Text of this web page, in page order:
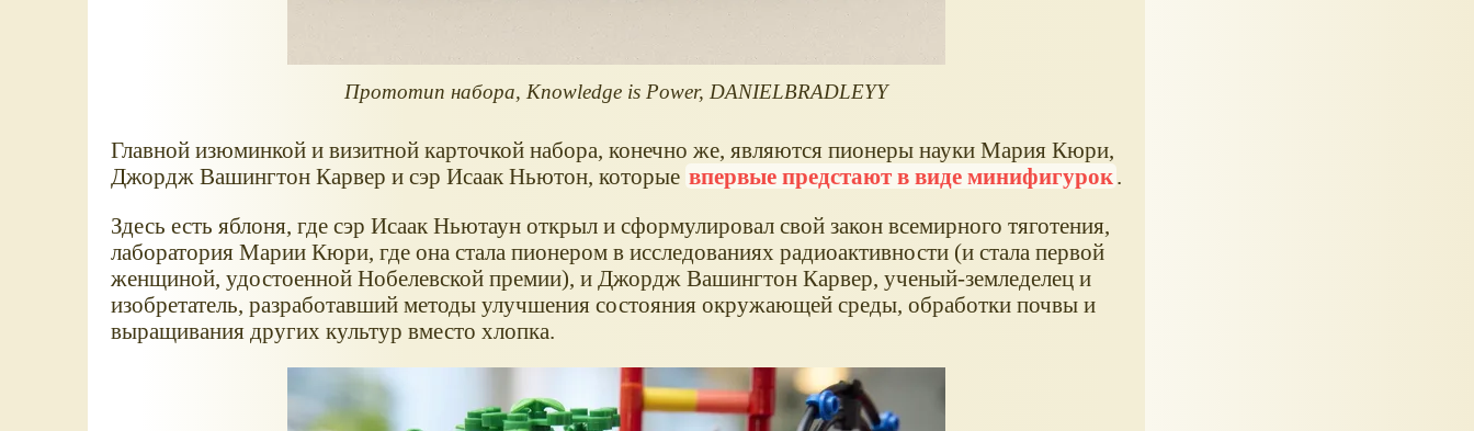
Прототип набора, Knowledge is Power, DANIELBRADLEYY
Главной изюминкой и визитной карточкой набора, конечно же, являются пионеры науки Мария Кюри,
Джордж Вашингтон Карвер и сэр Исаак Ньютон, которые впервые предстают в виде минифигурок.
Здесь есть яблоня, где сэр Исаак Ньютаун открыл и сформулировал свой закон всемирного тяготения,
лаборатория Марии Кюри, где она стала пионером в исследованиях радиоактивности (и стала первой
женщиной, удостоенной Нобелевской премии), и Джордж Вашингтон Карвер, ученый-земледелец и
изобретатель, разработавший методы улучшения состояния окружающей среды, обработки почвы и
выращивания других культур вместо хлопка.